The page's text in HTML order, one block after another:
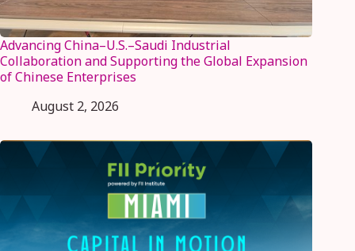
Advancing China–U.S.–Saudi Industrial
Collaboration and Supporting the Global Expansion
of Chinese Enterprises
August 2, 2026